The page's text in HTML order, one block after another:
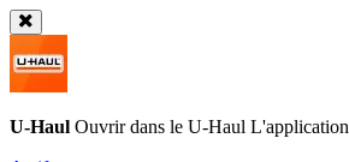
U-Haul Ouvrir dans le U-Haul L'application